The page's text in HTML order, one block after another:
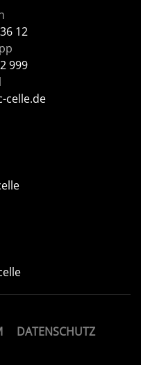
12
999
celle.de
DATENSCHUTZ